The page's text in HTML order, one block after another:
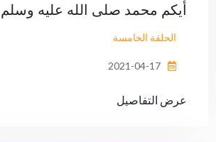
أيكم محمد صلى الله عليه وسلم
الحلقة الخامسة
عرض التفاصيل